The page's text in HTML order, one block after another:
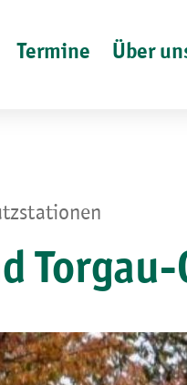
Termine Über
Torgau-